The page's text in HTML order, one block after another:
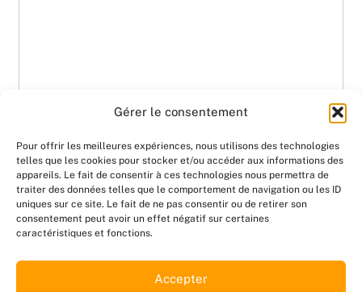
Gérer le consentement
Pour offrir les meilleures expériences, nous utilisons des technologies
telles que les cookies pour stocker et/ou accéder aux informations des
appareils. Le fait de consentir à ces technologies nous permettra de
traiter des données telles que le comportement de navigation ou les ID
uniques sur ce site. Le fait de ne pas consentir ou de retirer son
consentement peut avoir un effet négatif sur certaines
caractéristiques et fonctions.
Accepter
SUIVANT